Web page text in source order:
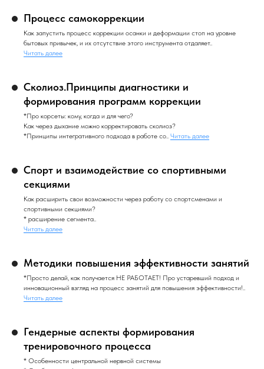
Процесс самокоррекции
Как запустить процесс коррекции осанки и деформации стоп на уровне
бытовых привычек, и их отсутствие этого инструмента отдаляет..
Читать далее
Сколиоз.Принципы диагностики и
формирования программ коррекции
*Про корсеты: кому, когда и для чего?
Как через дыхание можно корректировать сколиоз?
*Принципы интегративного подхода в работе со.. Читать далее
Спорт и взаимодействие со спортивными
секциями
Как расширить свои возможности через работу со спортсменами и
спортивными секциями?
* расширение сегмента..
Читать далее
Методики повышения эффективности занятий
*Просто делай, как получается НЕ РАБОТАЕТ! Про устаревший подход и
инновационный взгляд на процесс занятий для повышения эффективности!..
Читать далее
Гендерные аспекты формирования
тренировочного процесса
* Особенности центральной нервной системы